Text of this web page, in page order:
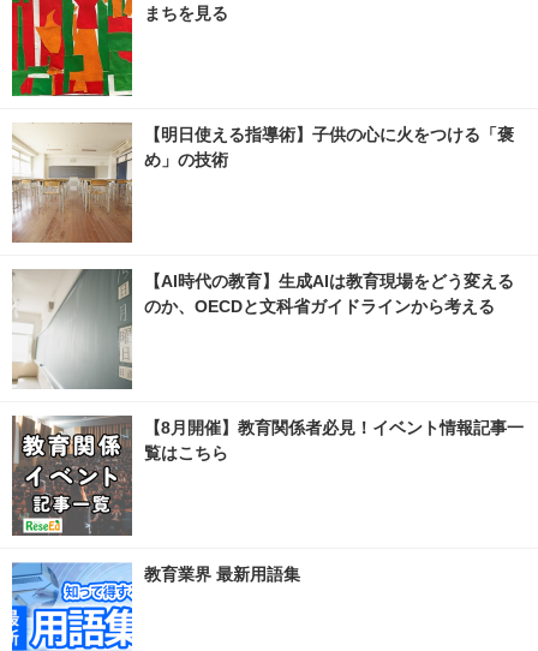
まちを見る
【明日使える指導術】子供の心に火をつける「褒
め」の技術
【AI時代の教育】生成AIは教育現場をどう変える
のか、OECDと文科省ガイドラインから考える
【8月開催】教育関係者必見！イベント情報記事一
覧はこちら
教育業界 最新用語集